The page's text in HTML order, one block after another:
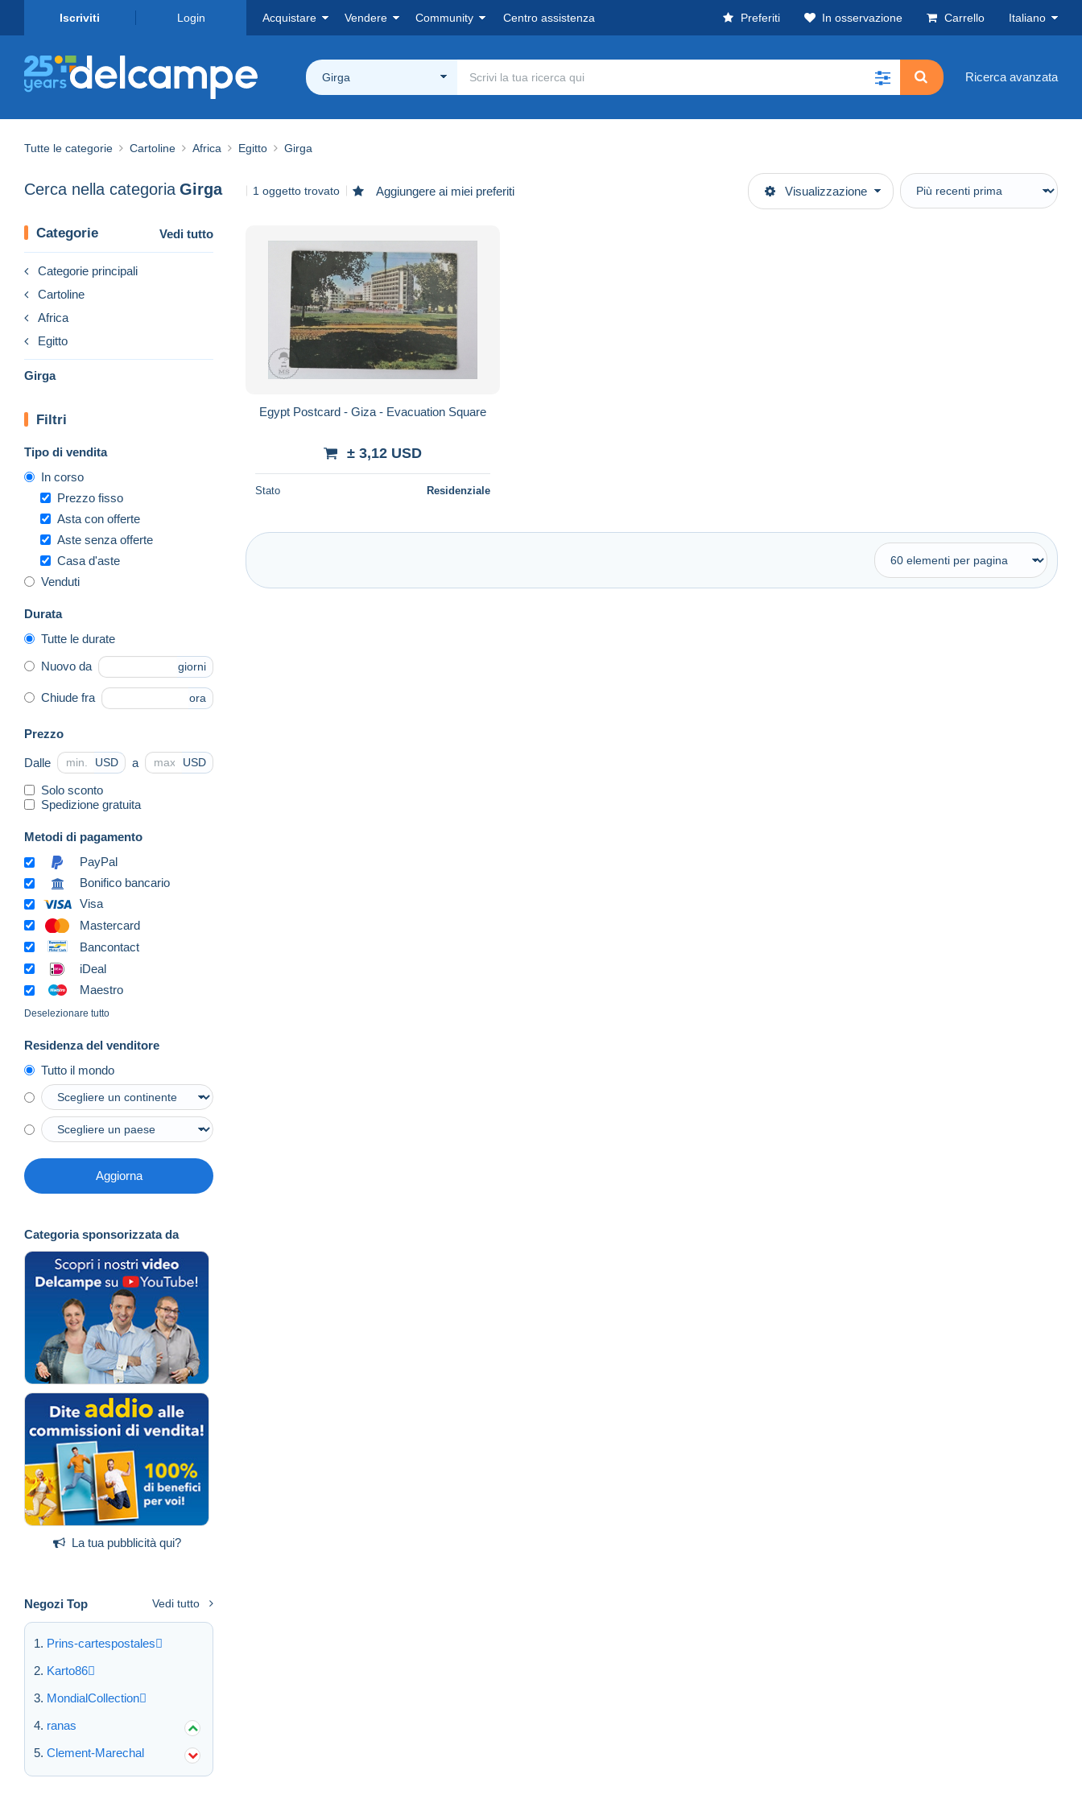
Iscriviti Login Acquistare Vendere Community Centro assistenza Preferiti In osservazione Carrello Italiano
Girga Ricerca avanzata
Tutte le categorie Cartoline Africa Egitto Girga
Cerca nella categoria Girga 1 oggetto trovato Aggiungere ai miei preferiti Visualizzazione
Categorie Vedi tutto
Categorie principali
Cartoline
Africa
Egitto
Girga
Filtri
Tipo di vendita
In corso
Prezzo fisso
Asta con offerte
Aste senza offerte
Casa d'aste
Venduti
Durata
Tutte le durate
Nuovo da giorni
Chiude fra ora
Prezzo
Dalle USD a USD
Solo sconto
Spedizione gratuita
Metodi di pagamento
PayPal
Bonifico bancario
Visa
Mastercard
Bancontact
iDeal
Maestro
Deselezionare tutto
Residenza del venditore
Tutto il mondo
Aggiorna
Categoria sponsorizzata da
La tua pubblicità qui?
Negozi Top Vedi tutto
Prins-cartespostales
Karto86
MondialCollection
ranas
Clement-Marechal
Egypt Postcard - Giza - Evacuation Square
± 3,12 USD
Stato Residenziale